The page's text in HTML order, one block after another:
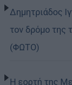
Δημητριάδος
τον δρόμο της
(ΦΩΤΟ)
Η εορτή της